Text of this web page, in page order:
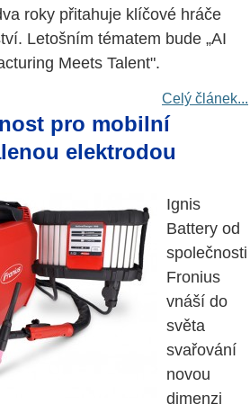
roky přitahuje klíčové hráče
Letošním tématem bude „AI
Meets Talent".
Celý článek...
pro mobilní
elektrodou
Ignis
Battery od
společnosti
Fronius
vnáší do
světa
svařování
novou
dimenzi